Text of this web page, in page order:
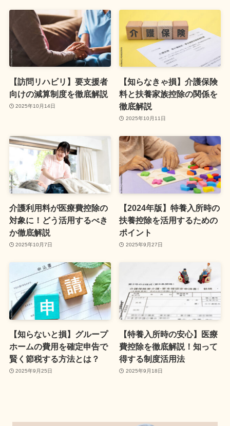
【訪問リハビリ】要支援者
向けの減算制度を徹底解説
2025年10月14日
【知らなきゃ損】介護保険
料と扶養家族控除の関係を
徹底解説
2025年10月11日
介護利用料が医療費控除の
対象に！どう活用するべき
か徹底解説
2025年10月7日
【2024年版】特養入所時の
扶養控除を活用するための
ポイント
2025年9月27日
【知らないと損】グループ
ホームの費用を確定申告で
賢く節税する方法とは？
2025年9月25日
【特養入所時の安心】医療
費控除を徹底解説！知って
得する制度活用法
2025年9月18日